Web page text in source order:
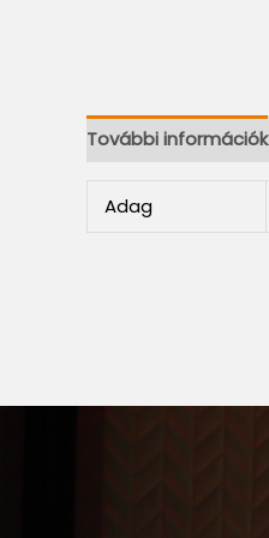
További információk
Adag